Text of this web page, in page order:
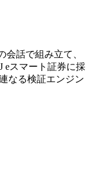
話で組み立て、
eスマート証券に採
なる検証エンジン